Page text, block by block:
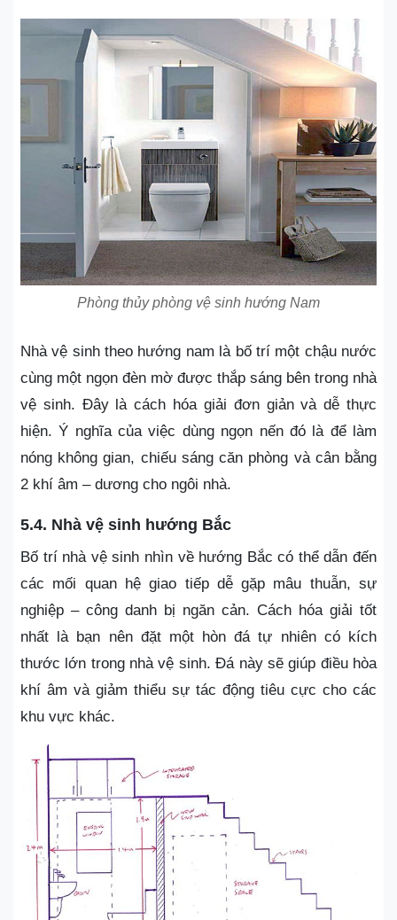
Phòng thủy phòng vệ sinh hướng Nam
Nhà vệ sinhtheo hướng nam là bố trí một chậu nước
cùng một ngọn đèn mờ được thắp sáng bên trong nhà
vệ sinh. Đây là cách hóa giải đơn giản và dễ thực
hiện. Ý nghĩa của việc dùng ngọn nến đó là để làm
nóng không gian, chiếu sáng căn phòng và cân bằng
2 khí âm – dương cho ngôi nhà.
5.4. Nhà vệ sinh hướng Bắc
Bố trí nhà vệ sinh nhìn về hướng Bắc có thể dẫn đến
các mối quan hệ giao tiếp dễ gặp mâu thuẫn, sự
nghiệp – công danh bị ngăn cản. Cách hóa giải tốt
nhất là bạn nên đặt một hòn đá tự nhiên có kích
thước lớn trong nhà vệ sinh. Đá này sẽ giúp điều hòa
khí âm và giảm thiểu sự tác động tiêu cực cho các
khu vực khác.